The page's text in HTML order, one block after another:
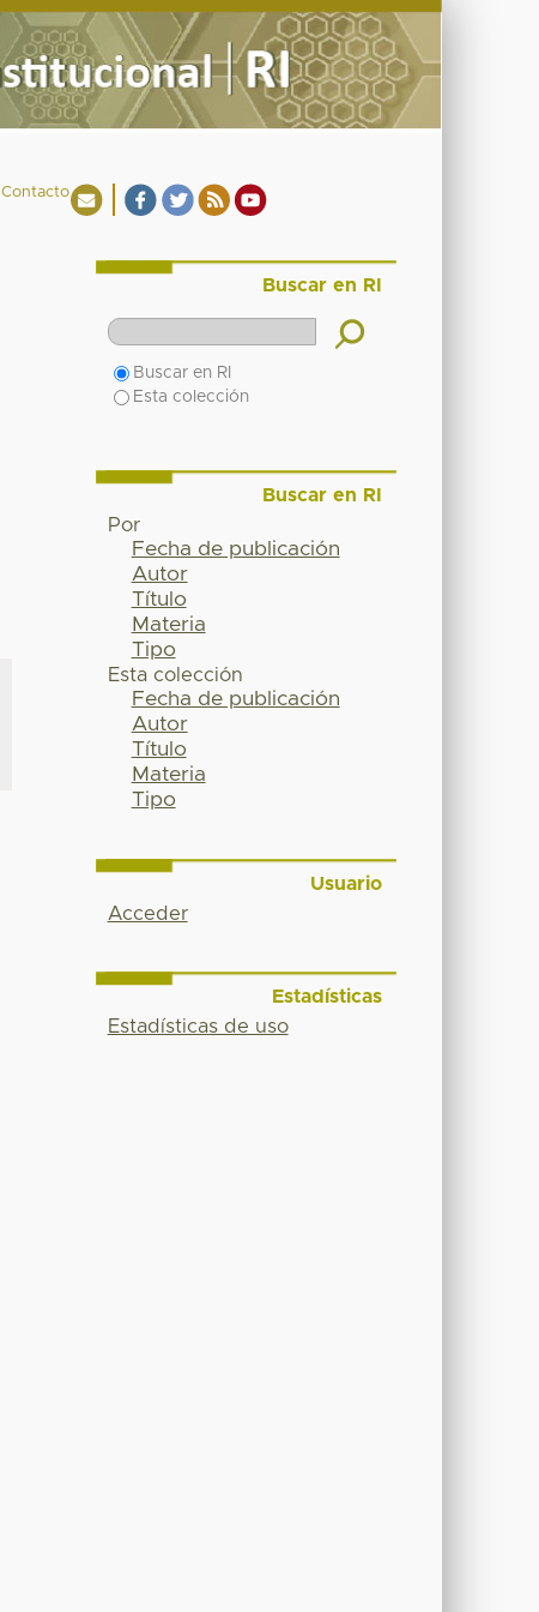
Contacto
Buscar en RI
Buscar en RI
Esta colección
Buscar en RI
Por
Fecha de publicación
Autor
Título
Materia
Tipo
Esta colección
Fecha de publicación
Autor
Título
Materia
Tipo
Usuario
Acceder
Estadísticas
Estadísticas de uso